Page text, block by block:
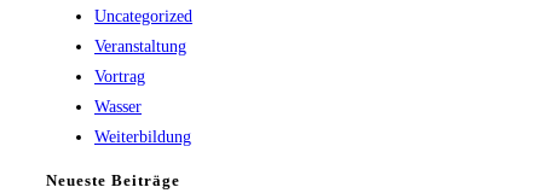
Uncategorized
Veranstaltung
Vortrag
Wasser
Weiterbildung
Neueste Beiträge